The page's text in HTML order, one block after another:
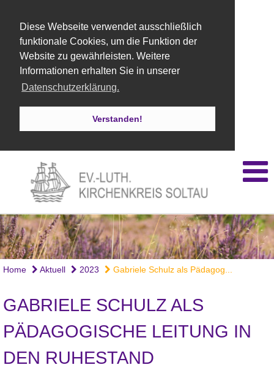
Diese Webseite verwendet ausschließlich
funktionale Cookies, um die Funktion der
Website zu gewährleisten. Weitere
Informationen erhalten Sie in unserer
Datenschutzerklärung.
Verstanden!
Home Aktuell 2023 Gabriele Schulz als Pädagog...
GABRIELE SCHULZ ALS
PÄDAGOGISCHE LEITUNG IN
DEN RUHESTAND